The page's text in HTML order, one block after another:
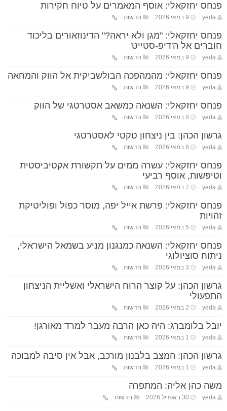
פנחס יחזקאלי: אוסף המאמרים על טיוח חקירות
yeda 9 במאי 2026 חדשות
פנחס יחזקאלי: "מגן ולא יראה?" הדינוזאורים בליכוד
חוברים אל ה'דיפ-סטייט'
yeda 9 במאי 2026 חדשות
פנחס יחזקאלי: מהמהפכה הבולשביקית אל הווק והמחאה
yeda 9 במאי 2026 חדשות
פנחס יחזקאלי: השנאה כמשאב אסטרטגי של הווק
yeda 8 במאי 2026 חדשות
גרשון הכהן: בין ניצחון טקטי לאסטרטגי
yeda 8 במאי 2026 חדשות
פנחס יחזקאלי: עשרה ממים על תקשורת אקטיביסטית
וטיפשות, אוסף רביעי
yeda 7 במאי 2026 חדשות
פנחס יחזקאלי: פרשת אייל יפה, מוסר כפול ופוליטיקת
זהויות
yeda 5 במאי 2026 חדשות
פנחס יחזקאלי: השנאה כמנגנון מניע בשמאל הישראלי,
ניתוח סוציולוגי
yeda 3 במאי 2026 חדשות
גרשון הכהן: על קוצר הרוח הישראלי ואשליית הניצחון
התפעולי
yeda 2 במאי 2026 חדשות
יובל בלומברג: היה כאן הרבה מעבר למרד מאורגן!
yeda 1 במאי 2026 חדשות
גרשון הכהן: המצב בלבנון מורכב, אבל אין סיבה למבוכה
yeda 1 במאי 2026 חדשות
משה כהן אליה: המתפרה
yeda 30 באפריל 2026 חדשות